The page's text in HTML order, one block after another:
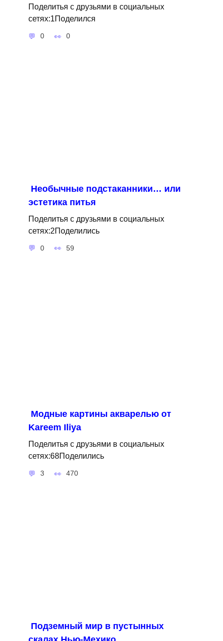
Поделитья с друзьями в социальных
сетях:1Поделился
0 0
Необычные подстаканники… или
эстетика питья
Поделитья с друзьями в социальных
сетях:2Поделились
0 59
Модные картины акварелью от
Kareem Iliya
Поделитья с друзьями в социальных
сетях:68Поделились
3 470
Подземный мир в пустынных